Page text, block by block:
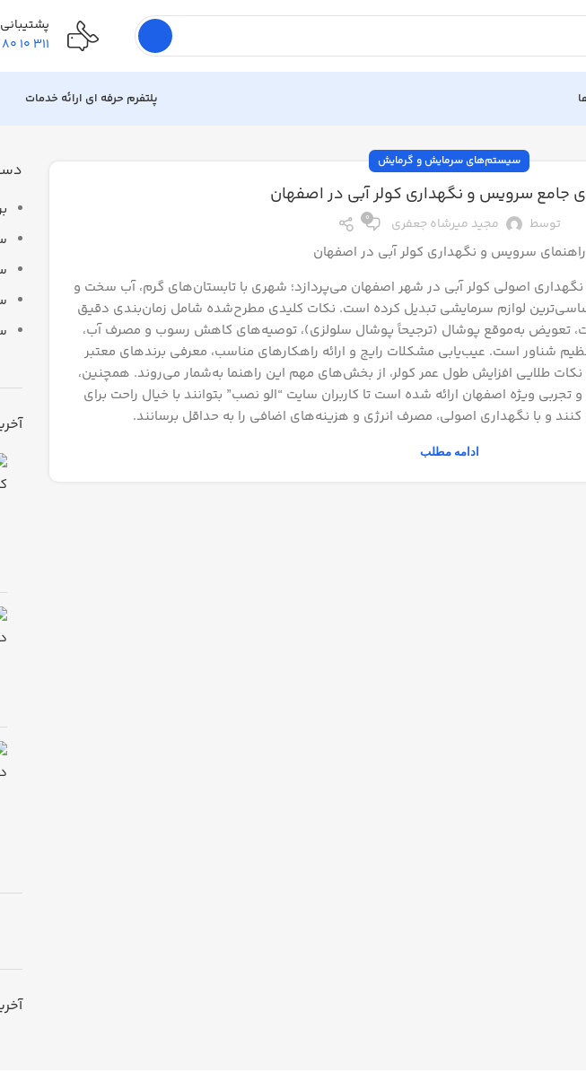
پشتیبانی 24 ساعته
311 10 80 0935
پلتفرم حرفه ای ارائه خدمات
سیستم‌های سرمایش و گرمایش
جامع سرویس و نگهداری کولر آبی در اصفهان
توسط مجید میرشاه جعفری 0
راهنمای سرویس و نگهداری کولر آبی در اصفهان
اصولی کولر آبی در شهر اصفهان می‌پردازد؛ شهری با تابستان‌های گرم، آب سخت و
اساسی‌ترین لوازم سرمایشی تبدیل کرده است. نکات کلیدی مطرح‌شده شامل زمان‌بندی دقیق
به‌موقع پوشال (ترجیحاً پوشال سلولزی)، توصیه‌های کاهش رسوب و مصرف آب،
است. عیب‌یابی مشکلات رایج و ارائه راهکارهای مناسب، معرفی برندهای معتبر
طلایی افزایش طول عمر کولر، از بخش‌های مهم این راهنما به‌شمار می‌روند. همچنین،
تجربی ویژه اصفهان ارائه شده است تا کاربران سایت “الو نصب” بتوانند با خیال راحت برای
و با نگهداری اصولی، مصرف انرژی و هزینه‌های اضافی را به حداقل برسانند.
ادامه مطلب